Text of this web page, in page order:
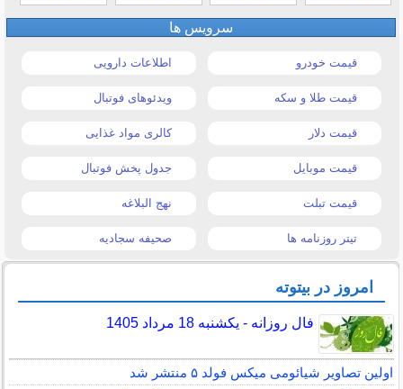
سرویس ها
قیمت خودرو اطلاعات دارویی
قیمت طلا و سکه ویدئوهای فوتبال
قیمت دلار کالری مواد غذایی
قیمت موبایل جدول پخش فوتبال
قیمت تبلت نهج البلاغه
تیتر روزنامه ها صحیفه سجادیه
امروز در بیتوته
فال روزانه - یکشنبه 18 مرداد 1405
اولین تصاویر شیائومی میکس فولد ۵ منتشر شد